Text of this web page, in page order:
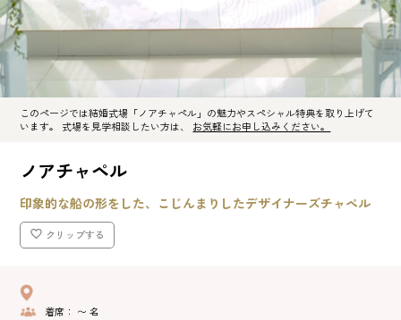
このページでは結婚式場「ノアチャペル」の魅力やスペシャル特典を取り上げて
います。 式場を見学相談したい方は、 お気軽にお申し込みください。
ノアチャペル
印象的な船の形をした、こじんまりしたデザイナーズチャペル
クリップする
着席： 〜 名